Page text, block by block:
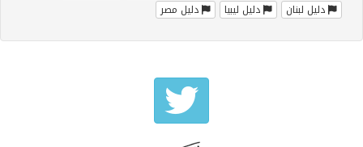
دليل لبنان
دليل ليبيا دليل مصر